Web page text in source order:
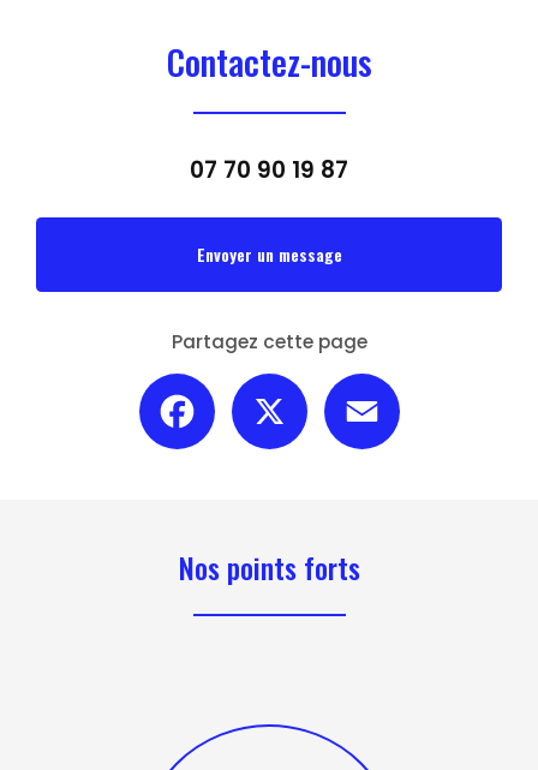
Contactez-nous
07 70 90 19 87
Envoyer un message
Partagez cette page
Facebook
Nos points forts